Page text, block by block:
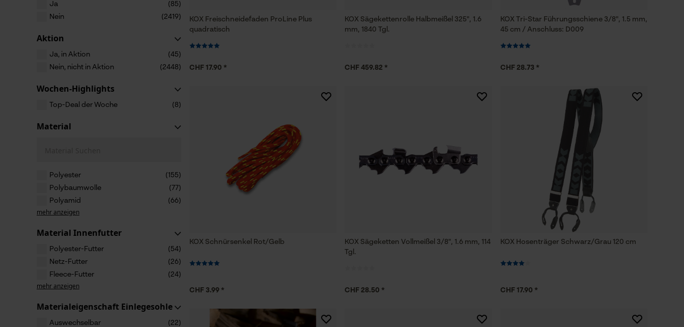
Ja
(85)
Nein
(2419)
Aktion
Ja, in Aktion
(45)
Nein, nicht in Aktion
(2448)
Wochen-Highlights
Top-Deal der Woche (8)
Material
Polyester
(155)
Polybaumwolle
(77)
Polyamid
(66)
mehr anzeigen
Material Innenfutter
Polyester-Futter
(54)
Netz-Futter
(26)
Fleece-Futter
(24)
mehr anzeigen
Materialeigenschaft Einlegesohle
Auswechselbar
(22)
KOX Freischneidefaden ProLine Plus
quadratisch
CHF 17.90 *
KOX Sägekettenrolle Halbmeißel 325", 1.6
mm, 1840 Tgl.
CHF 459.82 *
KOX Tri-Star Führungsschiene 3/8", 1.5 mm,
45 cm / Anschluss: D009
CHF 28.73 *
KOX Schnürsenkel Rot/Gelb
CHF 3.99 *
KOX Sägeketten Vollmeißel 3/8", 1.6 mm, 114
Tgl.
CHF 28.50 *
KOX Hosenträger Schwarz/Grau 120 cm
CHF 17.90 *